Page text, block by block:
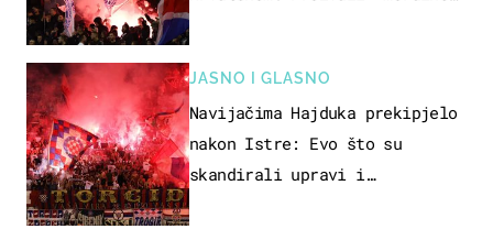
JASNO I GLASNO
Navijačima Hajduka prekipjelo
nakon Istre: Evo što su
skandirali upravi i